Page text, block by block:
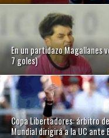
En un partidazo Magallanes
7 goles)
Copa Libertadores: árbitro
Mundial dirigirá a la UC ante